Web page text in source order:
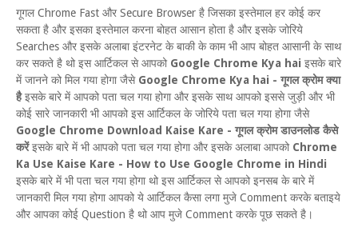
गूगल Chrome Fast और Secure Browser है जिसका इस्तेमाल हर कोई कर
सकता है और इसका इस्तेमाल करना बोहत आसान होता है और इसके जोरिये
Searches और इसके अलाबा इंटरनेट के बाकी के काम भी आप बोहत आसानी के साथ
कर सकते है थो इस आर्टिकल से आपको Google Chrome Kya hai इसके बारे
में जानने को मिल गया होगा जैसे Google Chrome Kya hai - गूगल क्रोम क्या
हैइसके बारे में आपको पता चल गया होगा और इसके साथ आपको इससे जुड़ी और भी
कोई सारे जानकारी भी आपको इस आर्टिकल के जोरिये पता चल गया होगा जैसे
Google Chrome Download Kaise Kare - गूगल क्रोम डाउनलोड कैसे
करेंइसके बारे में भी आपको पता चल गया होगा और इसके अलाबा आपको Chrome
Ka Use Kaise Kare - How to Use Google Chrome in Hindi
इसके बारे में भी पता चल गया होगा थो इस आर्टिकल से आपको इनसब के बारे में
जानकारी मिल गया होगा आपको ये आर्टिकल कैसा लगा मुजे Comment करके बताइये
और आपका कोई Question है थो आप मुजे Comment करके पूछ सकते है।